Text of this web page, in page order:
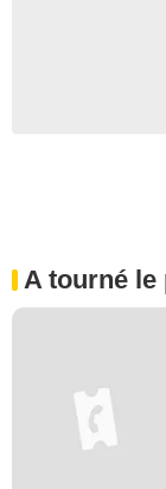
A tourné le